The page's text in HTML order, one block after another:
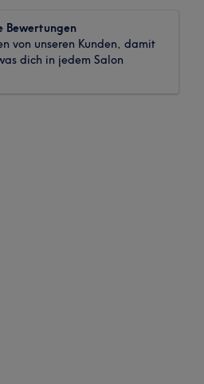
Bewertungen
von unseren Kunden, damit
dich in jedem Salon